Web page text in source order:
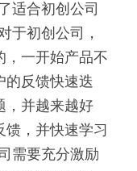
适合初创公司
于初创公司，
，一开始产品不
的反馈快速迭
，并越来越好
，并快速学习
需要充分激励